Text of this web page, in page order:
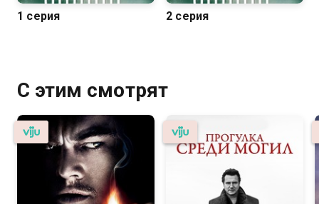
1 серия 2 серия
С этим смотрят